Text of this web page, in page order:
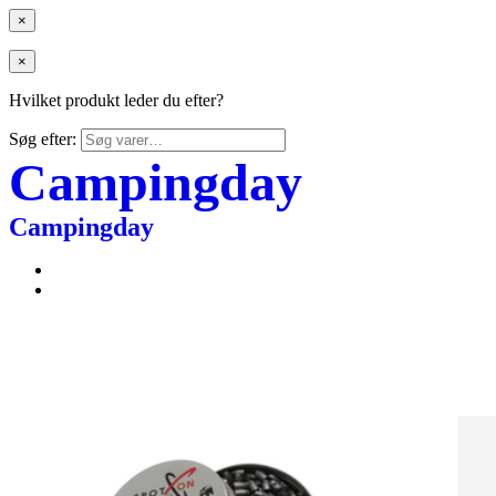
×
×
Hvilket produkt leder du efter?
Søg efter:
Campingday
Campingday